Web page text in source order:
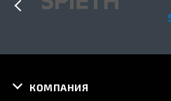
КОМПАНИЯ